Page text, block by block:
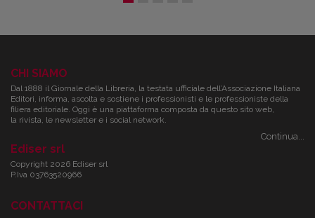
CHI SIAMO
Dal 1888 il Giornale della Libreria, la testata ufficiale dell’Associazione Italiana
Editori, informa, ascolta e sostiene i professionisti e le professioniste della
filiera editoriale. Oggi è una piattaforma composta da questo sito web,
la rivista, le newsletter e i social network.
Continua...
Ediser srl
Copyright 2026 Ediser srl
P.Iva 03763520966
CONTATTACI